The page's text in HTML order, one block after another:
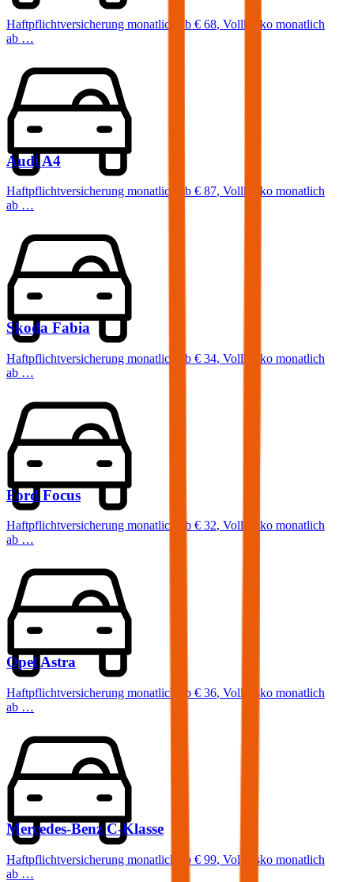
Haftpflichtversicherung monatlich ab € 68, Vollkasko monatlich
ab …
Audi A4
Haftpflichtversicherung monatlich ab € 87, Vollkasko monatlich
ab …
Skoda Fabia
Haftpflichtversicherung monatlich ab € 34, Vollkasko monatlich
ab …
Ford Focus
Haftpflichtversicherung monatlich ab € 32, Vollkasko monatlich
ab …
Opel Astra
Haftpflichtversicherung monatlich ab € 36, Vollkasko monatlich
ab …
Mercedes-Benz C-Klasse
Haftpflichtversicherung monatlich ab € 99, Vollkasko monatlich
ab …